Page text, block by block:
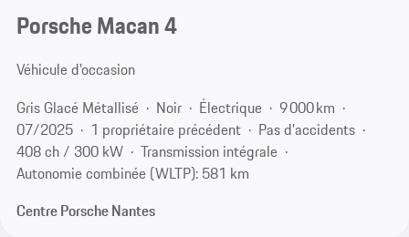
Porsche Macan 4
Véhicule d'occasion
Gris Glacé Métallisé
Noir Électrique
9 000 km
07/2025
1 propriétaire précédent
Pas d'accidents
408 ch / 300 kW
Transmission intégrale
Autonomie combinée (WLTP): 581 km
Centre Porsche Nantes